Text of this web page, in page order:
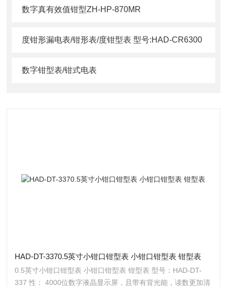
数字真有效值钳型ZH-HP-870MR
度钳形漏电表/钳形表/度钳型表 型号:HAD-CR6300
数字钳型表/钳式电表
HAD-DT-3370.5英寸小钳口钳型表 小钳口钳型表 钳型表
0.5英寸小钳口钳型表 小钳口钳型表 钳型表 型号：HAD-DT-
337 性： 4000位数字液晶显示屏，且带有背光能，读数更加清